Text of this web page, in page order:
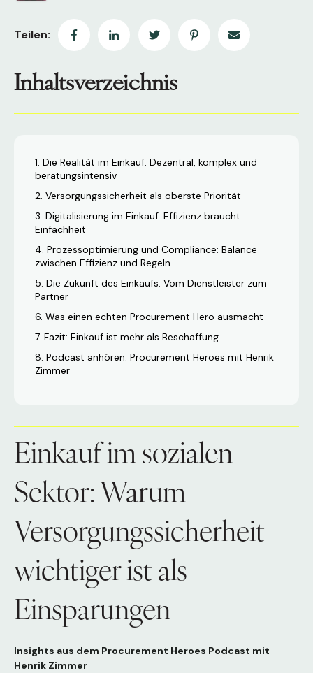
Teilen:
Inhaltsverzeichnis
Die Realität im Einkauf: Dezentral, komplex und
beratungsintensiv
Versorgungssicherheit als oberste Priorität
Digitalisierung im Einkauf: Effizienz braucht
Einfachheit
Prozessoptimierung und Compliance: Balance
zwischen Effizienz und Regeln
Die Zukunft des Einkaufs: Vom Dienstleister zum
Partner
Was einen echten Procurement Hero ausmacht
Fazit: Einkauf ist mehr als Beschaffung
Podcast anhören: Procurement Heroes mit Henrik
Zimmer
Einkauf im sozialen
Sektor: Warum
Versorgungssicherheit
wichtiger ist als
Einsparungen
Insights aus dem Procurement Heroes Podcast mit
Henrik Zimmer